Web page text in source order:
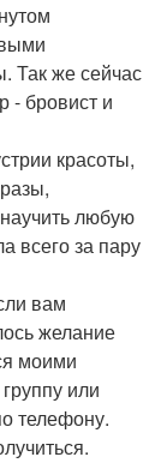
Так же сейчас
- бровист и
красоты,
любую
всего за пару
вам
желание
моими
или
телефону.